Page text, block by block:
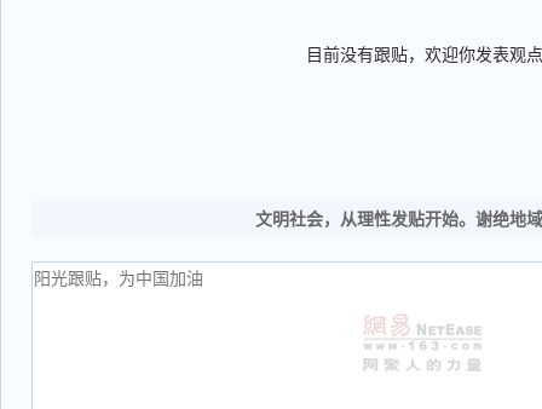
目前没有跟贴，欢迎你发表观点
文明社会，从理性发贴开始。谢绝地